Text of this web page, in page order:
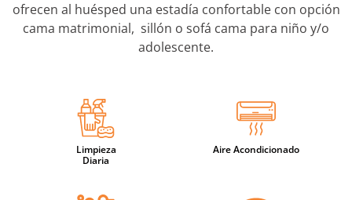
ofrecen al huésped una estadía confortable con opción
cama matrimonial, sillón o sofá cama para niño y/o
adolescente.
Limpieza
Diaria
Aire Acondicionado